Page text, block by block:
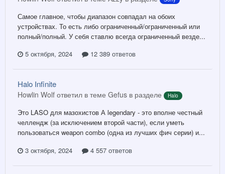
Самое главное, чтобы диапазон совпадал на обоих
устройствах. То есть либо ограниченный/ограниченный или
полный/полный. У себя ставлю всегда ограниченный везде...
5 октября, 2024
12 389 ответов
Halo Infinite
Howlin Wolf ответил в теме Gefus в разделе Halo
Это LASO для мазохистов А legendary - это вполне честный
челлендж (за исключением второй части), если уметь
пользоваться weapon combo (одна из лучших фич серии) и...
3 октября, 2024
4 557 ответов